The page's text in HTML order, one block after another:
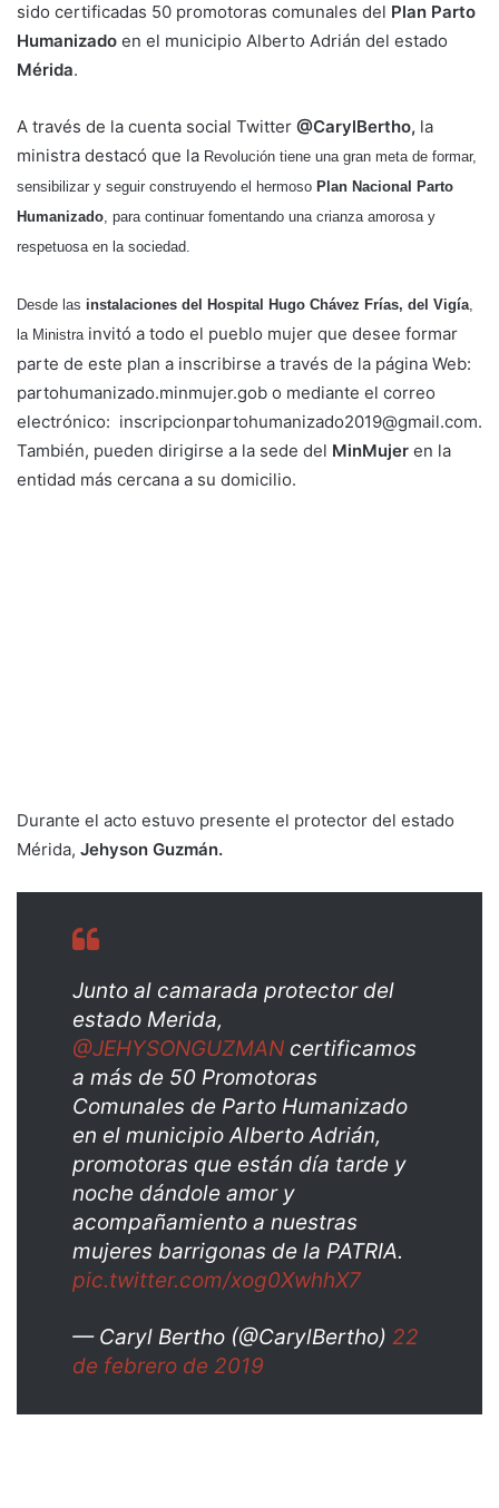
sido certificadas 50 promotoras comunales del Plan Parto
Humanizado en el municipio Alberto Adrián del estado
Mérida.
A través de la cuenta social Twitter @CarylBertho, la
ministra destacó que la Revolución tiene una gran meta de formar,
sensibilizar y seguir construyendo el hermoso Plan Nacional Parto
Humanizado, para continuar fomentando una crianza amorosa y
respetuosa en la sociedad.
Desde las instalaciones del Hospital Hugo Chávez Frías, del Vigía,
la Ministra invitó a todo el pueblo mujer que desee formar
parte de este plan a inscribirse a través de la página Web:
partohumanizado.minmujer.gob o mediante el correo
electrónico: inscripcionpartohumanizado2019@gmail.com.
También, pueden dirigirse a la sede del MinMujer en la
entidad más cercana a su domicilio.
Durante el acto estuvo presente el protector del estado
Mérida, Jehyson Guzmán.
Junto al camarada protector del
estado Merida,
@JEHYSONGUZMAN certificamos
a más de 50 Promotoras
Comunales de Parto Humanizado
en el municipio Alberto Adrián,
promotoras que están día tarde y
noche dándole amor y
acompañamiento a nuestras
mujeres barrigonas de la PATRIA.
pic.twitter.com/xog0XwhhX7
— Caryl Bertho (@CarylBertho) 22
de febrero de 2019